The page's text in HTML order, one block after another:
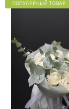
ПОПУЛЯРНЫЙ ТОВАР